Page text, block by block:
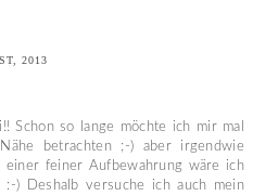
2013
Schon so lange möchte ich mir mal
betrachten ;-) aber irgendwie
einer feiner Aufbewahrung wäre ich
:-) Deshalb versuche ich auch mein